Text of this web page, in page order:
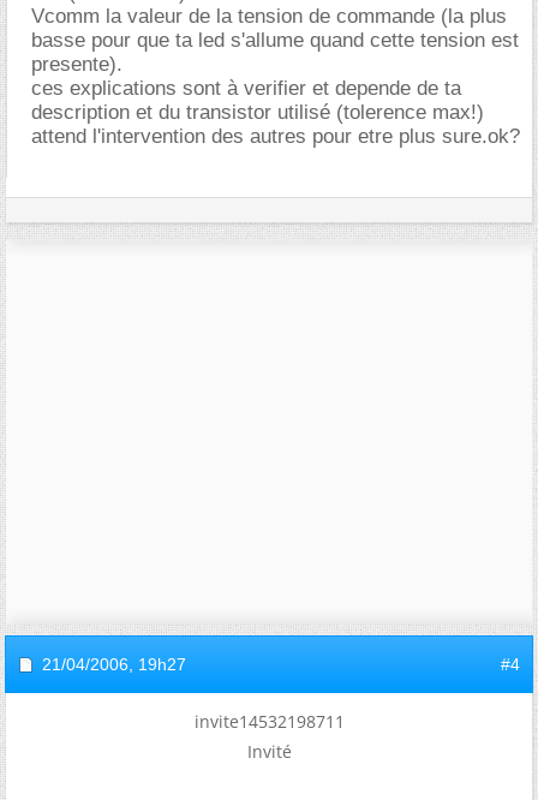
Vcomm la valeur de la tension de commande (la plus
basse pour que ta led s'allume quand cette tension est
presente).
ces explications sont à verifier et depende de ta
description et du transistor utilisé (tolerence max!)
attend l'intervention des autres pour etre plus sure.ok?
21/04/2006, 19h27 #4
invite14532198711
Invité